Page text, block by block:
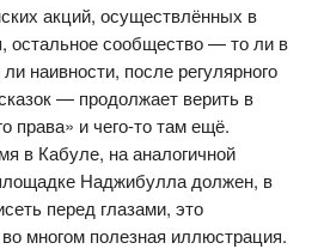
акций, осуществлённых в
остальное сообщество — то ли в
наивности, после регулярного
— продолжает верить в
права» и чего-то там ещё.
в Кабуле, на аналогичной
Наджибулла должен, в
перед глазами, это
многом полезная иллюстрация.